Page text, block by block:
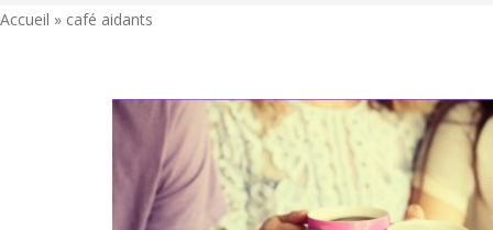
Accueil » café aidants